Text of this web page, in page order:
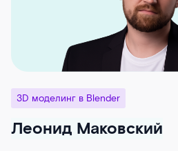
3D моделинг в Blender
Леонид Маковский